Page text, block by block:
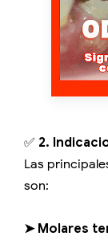
✅ 2.
Las
son:
➤ Molares